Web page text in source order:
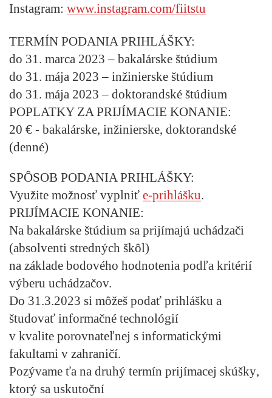
Instagram: www.instagram.com/fiitstu
TERMÍN PODANIA PRIHLÁŠKY:
do 31. marca 2023 – bakalárske štúdium
do 31. mája 2023 – inžinierske štúdium
do 31. mája 2023 – doktorandské štúdium
POPLATKY ZA PRIJÍMACIE KONANIE:
20 € - bakalárske, inžinierske, doktorandské
(denné)
SPÔSOB PODANIA PRIHLÁŠKY:
Využite možnosť vyplniť e-prihlášku.
PRIJÍMACIE KONANIE:
Na bakalárske štúdium sa prijímajú uchádzači
(absolventi stredných škôl)
na základe bodového hodnotenia podľa kritérií
výberu uchádzačov.
Do 31.3.2023 si môžeš podať prihlášku a
študovať informačné technológií
v kvalite porovnateľnej s informatickými
fakultami v zahraničí.
Pozývame ťa na druhý termín prijímacej skúšky,
ktorý sa uskutoční